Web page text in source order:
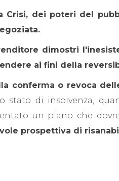
Crisi, dei poteri del
dimostri
ai fini della
conferma o revoca
stato di insolvenza,
un piano che
prospettiva di